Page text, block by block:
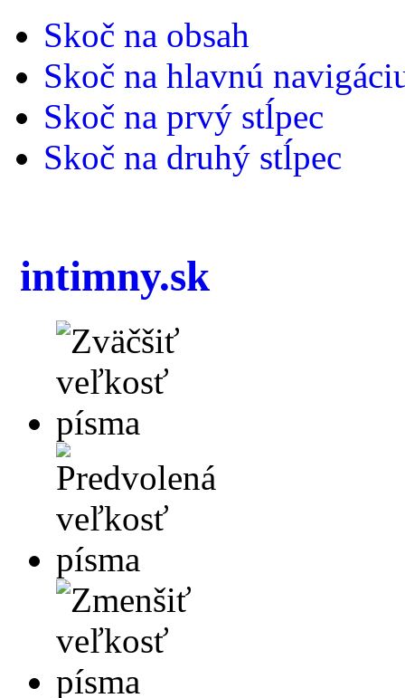
Skoč na obsah
Skoč na hlavnú
Skoč na prvý stĺpec
Skoč na druhý stĺpec
intimny.sk